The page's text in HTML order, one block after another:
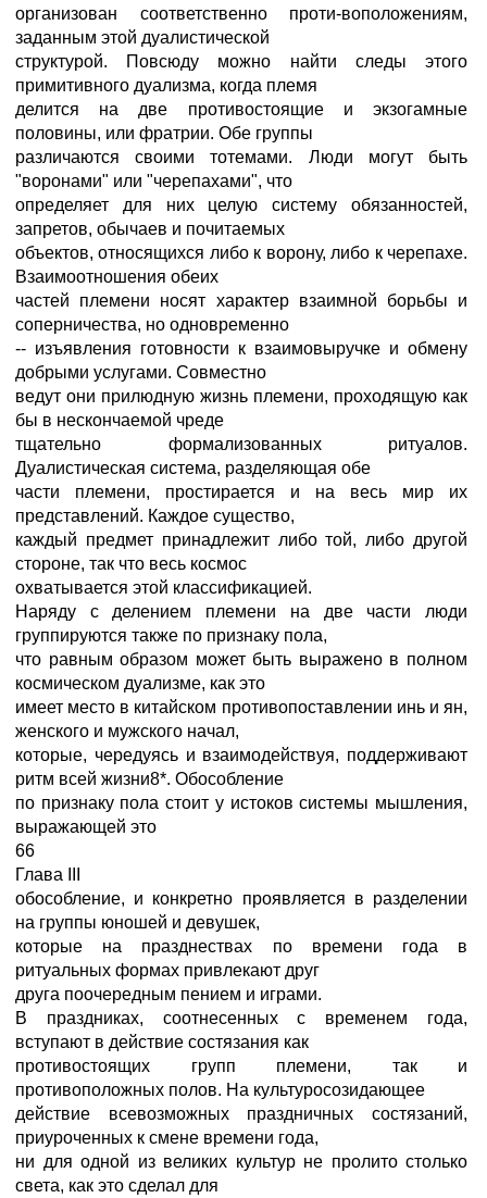
организован соответственно проти-воположениям,
заданным этой дуалистической
структурой. Повсюду можно найти следы этого
примитивного дуализма, когда племя
делится на две противостоящие и экзогамные
половины, или фратрии. Обе группы
различаются своими тотемами. Люди могут быть
"воронами" или "черепахами", что
определяет для них целую систему обязанностей,
запретов, обычаев и почитаемых
объектов, относящихся либо к ворону, либо к черепахе.
Взаимоотношения обеих
частей племени носят характер взаимной борьбы и
соперничества, но одновременно
-- изъявления готовности к взаимовыручке и обмену
добрыми услугами. Совместно
ведут они прилюдную жизнь племени, проходящую как
бы в нескончаемой чреде
тщательно формализованных ритуалов.
Дуалистическая система, разделяющая обе
части племени, простирается и на весь мир их
представлений. Каждое существо,
каждый предмет принадлежит либо той, либо другой
стороне, так что весь космос
охватывается этой классификацией.
Наряду с делением племени на две части люди
группируются также по признаку пола,
что равным образом может быть выражено в полном
космическом дуализме, как это
имеет место в китайском противопоставлении инь и ян,
женского и мужского начал,
которые, чередуясь и взаимодействуя, поддерживают
ритм всей жизни8*. Обособление
по признаку пола стоит у истоков системы мышления,
выражающей это
66
Глава III
обособление, и конкретно проявляется в разделении
на группы юношей и девушек,
которые на празднествах по времени года в
ритуальных формах привлекают друг
друга поочередным пением и играми.
В праздниках, соотнесенных с временем года,
вступают в действие состязания как
противостоящих групп племени, так и
противоположных полов. На культуросозидающее
действие всевозможных праздничных состязаний,
приуроченных к смене времени года,
ни для одной из великих культур не пролито столько
света, как это сделал для